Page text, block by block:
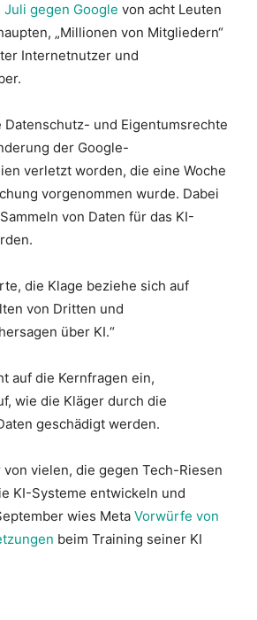
Juli gegen Google von acht Leuten
„Millionen von Mitgliedern“
Internetnutzer und
Datenschutz- und Eigentumsrechte
der Google-
verletzt worden, die eine Woche
vorgenommen wurde. Dabei
von Daten für das KI-
die Klage beziehe sich auf
von Dritten und
über KI.“
auf die Kernfragen ein,
wie die Kläger durch die
geschädigt werden.
vielen, die gegen Tech-Riesen
KI-Systeme entwickeln und
wies Meta Vorwürfe von
beim Training seiner KI